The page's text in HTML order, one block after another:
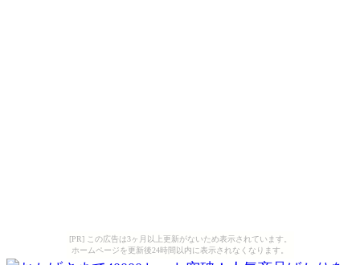
[PR] この広告は3ヶ月以上更新がないため表示されています。
ホームページを更新後24時間以内に表示されなくなります。